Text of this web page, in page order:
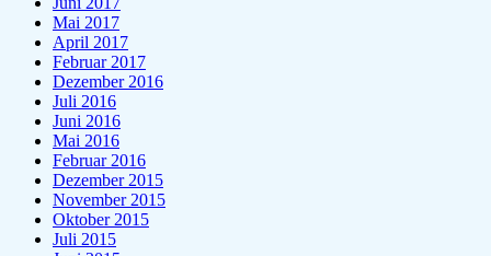
Mai 2017
April 2017
Februar 2017
Dezember 2016
Juli 2016
Juni 2016
Mai 2016
Februar 2016
Dezember 2015
November 2015
Oktober 2015
Juli 2015